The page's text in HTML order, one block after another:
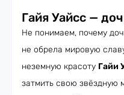
Гайя Уайсс —
Не понимаем, почему
не обрела мировую
неземную красоту Гайи
затмить свою звёздную